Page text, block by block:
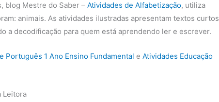
blog Mestre do Saber –Atividades de Alfabetização, utiliza
animais. As atividades ilustradas apresentam textos curtos
a decodificação para quem está aprendendo ler e escrever.
Português 1 Ano Ensino Fundamental eAtividades Educação
Leitora